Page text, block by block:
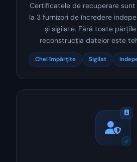
Certificatele de recuperare sunt
la 3 furnizori de încredere
și sigilate. Fără toate
reconstrucția datelor este
Chei împărțite Sigilat